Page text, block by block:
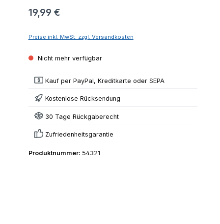
19,99 €
Preise inkl. MwSt. zzgl. Versandkosten
Nicht mehr verfügbar
Kauf per PayPal, Kreditkarte oder SEPA
Kostenlose Rücksendung
30 Tage Rückgaberecht
Zufriedenheitsgarantie
Produktnummer: 54321